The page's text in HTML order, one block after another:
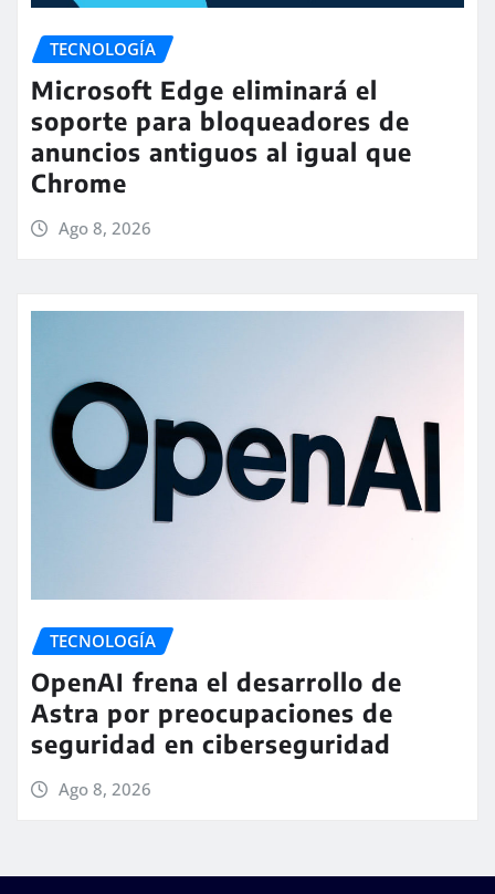
TECNOLOGÍA
Microsoft Edge eliminará el
soporte para bloqueadores de
anuncios antiguos al igual que
Chrome
Ago 8, 2026
TECNOLOGÍA
OpenAI frena el desarrollo de
Astra por preocupaciones de
seguridad en ciberseguridad
Ago 8, 2026